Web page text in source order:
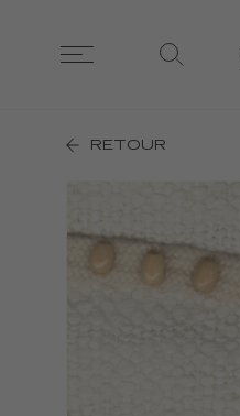
RETOUR